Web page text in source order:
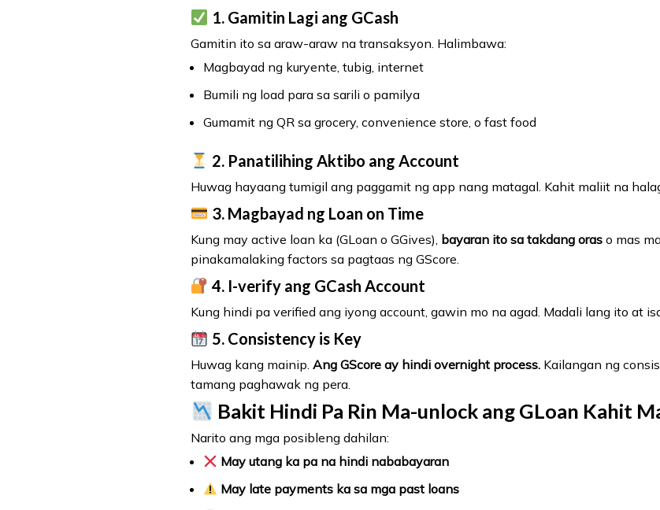
1. Gamitin Lagi ang GCash
Gamitin ito sa araw-araw na transaksyon. Halimbawa:
Magbayad ng kuryente, tubig, internet
Bumili ng load para sa sarili o pamilya
Gumamit ng QR sa grocery, convenience store, o fast food
2. Panatilihing Aktibo ang Account
Huwag hayaang tumigil ang paggamit ng app nang matagal. Kahit maliit na
3. Magbayad ng Loan on Time
Kung may active loan ka (GLoan o GGives), bayaran ito sa takdang oras o mas
pinakamalaking factors sa pagtaas ng GScore.
4. I-verify ang GCash Account
Kung hindi pa verified ang iyong account, gawin mo na agad. Madali lang ito at
5. Consistency is Key
Huwag kang mainip. Ang GScore ay hindi overnight process. Kailangan ng
tamang paghawak ng pera.
Bakit Hindi Pa Rin Ma-unlock ang GLoan Kahit
Narito ang mga posibleng dahilan:
May utang ka pa na hindi nababayaran
May late payments ka sa mga past loans